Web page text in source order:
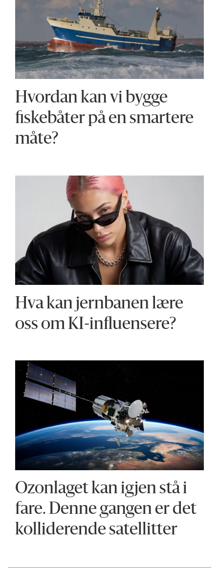
Hvordan kan vi bygge
fiske­båter på en smartere
måte?
Hva kan jernbanen lære
oss om KI-influensere?
Ozonlaget kan igjen stå i
fare. Denne gangen er det
kolliderende satellitter